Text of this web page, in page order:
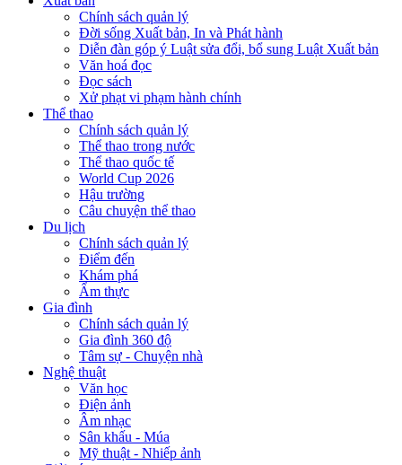
Chính sách quản lý
Đời sống Xuất bản, In và Phát hành
Diễn đàn góp ý Luật sửa đổi, bổ sung Luật Xuất bản
Văn hoá đọc
Đọc sách
Xử phạt vi phạm hành chính
Thể thao
Chính sách quản lý
Thể thao trong nước
Thể thao quốc tế
World Cup 2026
Hậu trường
Câu chuyện thể thao
Du lịch
Chính sách quản lý
Điểm đến
Khám phá
Ẩm thực
Gia đình
Chính sách quản lý
Gia đình 360 độ
Tâm sự - Chuyện nhà
Nghệ thuật
Văn học
Điện ảnh
Âm nhạc
Sân khấu - Múa
Mỹ thuật - Nhiếp ảnh